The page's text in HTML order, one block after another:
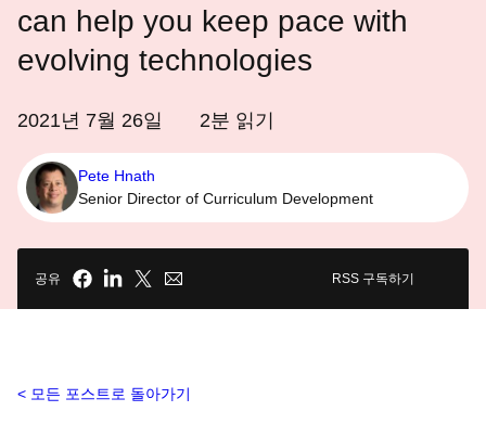
can help you keep pace with
evolving technologies
2021년 7월 26일 2분 읽기
Pete Hnath
Senior Director of Curriculum Development
공유 RSS 구독하기
모든 포스트로 돌아가기